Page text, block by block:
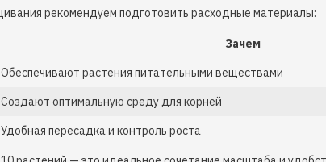
рекомендуем подготовить расходные материалы:
Зачем
Обеспечивают растения питательными веществами
Создают оптимальную среду для корней
Удобная пересадка и контроль роста